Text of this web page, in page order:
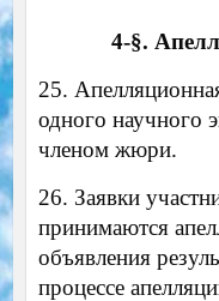
4-§.
25.
одного научного
членом жюри.
26. Заявки
принимаются
объявления
процессе